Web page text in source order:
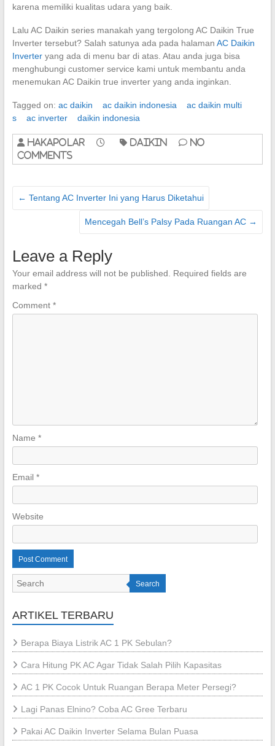
karena memiliki kualitas udara yang baik.
Lalu AC Daikin series manakah yang tergolong AC Daikin True
Inverter tersebut? Salah satunya ada pada halaman AC Daikin
Inverteryang ada di menu bar di atas. Atau anda juga bisa
menghubungi customer service kami untuk membantu anda
menemukan AC Daikin true inverter yang anda inginkan.
Tagged on: ac daikin ac daikin indonesia
ac daikin multi
s
ac inverter daikin indonesia
hakapolar Daikin
No
Comments
← Tentang AC Inverter Ini yang Harus Diketahui
Mencegah Bell’s Palsy Pada Ruangan AC →
Leave a Reply
Your email address will not be published.
Required fields are
marked *
Comment *
Name *
Email *
Website
Search
ARTIKEL TERBARU
Berapa Biaya Listrik AC 1 PK Sebulan?
Cara Hitung PK AC Agar Tidak Salah Pilih Kapasitas
AC 1 PK Cocok Untuk Ruangan Berapa Meter Persegi?
Lagi Panas Elnino? Coba AC Gree Terbaru
Pakai AC Daikin Inverter Selama Bulan Puasa